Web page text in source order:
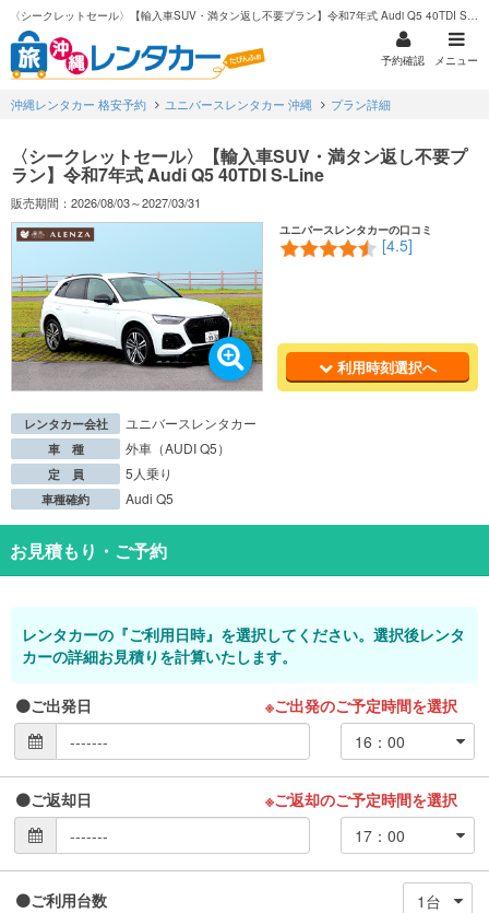
〈シークレットセール〉【輸入車SUV・満タン返し不要プラン】令和7年式 Audi Q5 40TDI S-Line
予約確認 メニュー
沖縄レンタカー 格安予約 ユニバースレンタカー 沖縄 プラン詳細
〈シークレットセール〉【輸入車SUV・満タン返し不要プ
ラン】令和7年式 Audi Q5 40TDI S-Line
販売期間：2026/08/03～2027/03/31
ユニバースレンタカーの口コミ
[4.5]
利用時刻選択へ
レンタカー会社 ユニバースレンタカー
車 種 外車（AUDI Q5）
定 員 5人乗り
車種確約 Audi Q5
お見積もり・ご予約
レンタカーの『ご利用日時』を選択してください。選択後レンタ
カーの詳細お見積りを計算いたします。
ご出発日 ※ご出発のご予定時間を選択
ご返却日 ※ご返却のご予定時間を選択
ご利用台数